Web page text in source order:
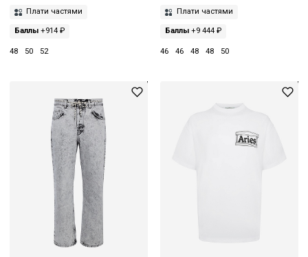
Плати частями
Баллы +914 ₽
48 50 52
Плати частями
Баллы+9 444 ₽
46 46 48 48 50